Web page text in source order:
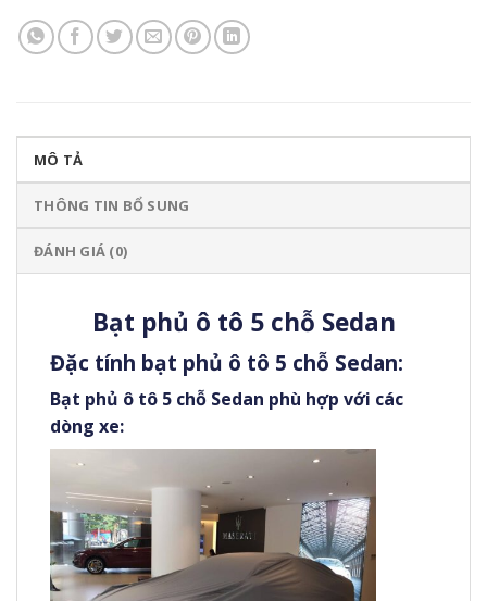
MÔ TẢ
THÔNG TIN BỔ SUNG
ĐÁNH GIÁ (0)
Bạt phủ ô tô 5 chỗ Sedan
Đặc tính bạt phủ ô tô 5 chỗ Sedan:
Bạt phủ ô tô 5 chỗ Sedan phù hợp với các
dòng xe: